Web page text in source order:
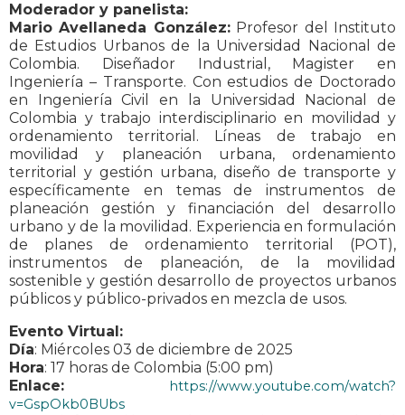
Moderador y panelista:
Mario Avellaneda González:Profesor del Instituto
de Estudios Urbanos de la Universidad Nacional de
Colombia. Diseñador Industrial, Magister en
Ingeniería – Transporte. Con estudios de Doctorado
en Ingeniería Civil en la Universidad Nacional de
Colombia y trabajo interdisciplinario en movilidad y
ordenamiento territorial. Líneas de trabajo en
movilidad y planeación urbana, ordenamiento
territorial y gestión urbana, diseño de transporte y
específicamente en temas de instrumentos de
planeación gestión y financiación del desarrollo
urbano y de la movilidad. Experiencia en formulación
de planes de ordenamiento territorial (POT),
instrumentos de planeación, de la movilidad
sostenible y gestión desarrollo de proyectos urbanos
públicos y público-privados en mezcla de usos.
Evento Virtual:
Día: Miércoles 03 de diciembre de 2025
Hora: 17 horas de Colombia (5:00 pm)
Enlace:
https://www.youtube.com/watch?
v=GspOkb0BUbs